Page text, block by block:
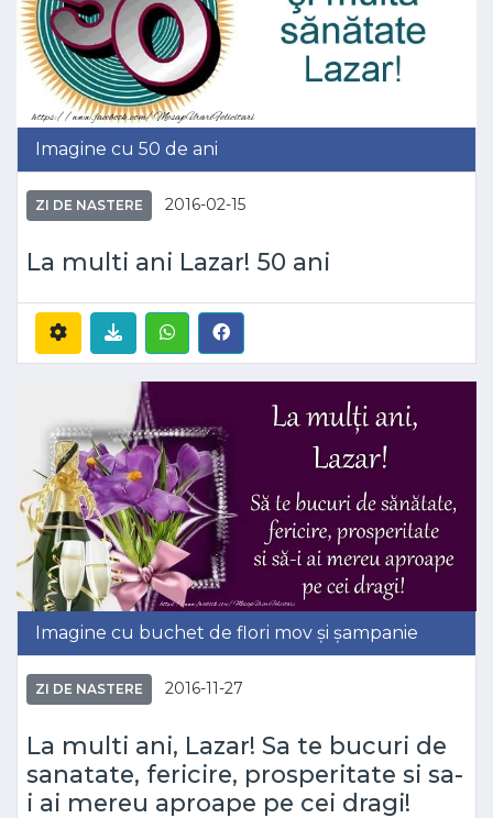
Imagine cu 50 de ani
ZI DE NASTERE 2016-02-15
La multi ani Lazar! 50 ani
Imagine cu buchet de flori mov și șampanie
ZI DE NASTERE 2016-11-27
La multi ani, Lazar! Sa te bucuri de
sanatate, fericire, prosperitate si sa-
i ai mereu aproape pe cei dragi!